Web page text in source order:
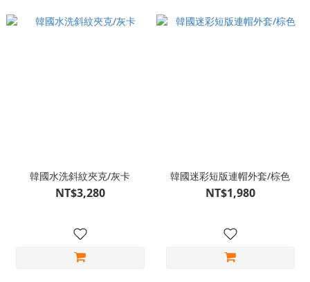
韓國水洗斜紋夾克/灰卡
NT$3,280
韓國迷彩短版連帽外套/棕色
NT$1,980